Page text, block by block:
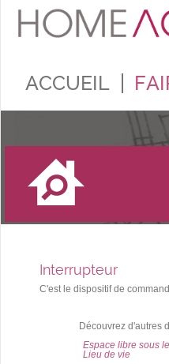
ACCUEIL
Interrupteur
C'est le dispositif de
Découvrez d'autres
Espace libre sous
Lieu de vie